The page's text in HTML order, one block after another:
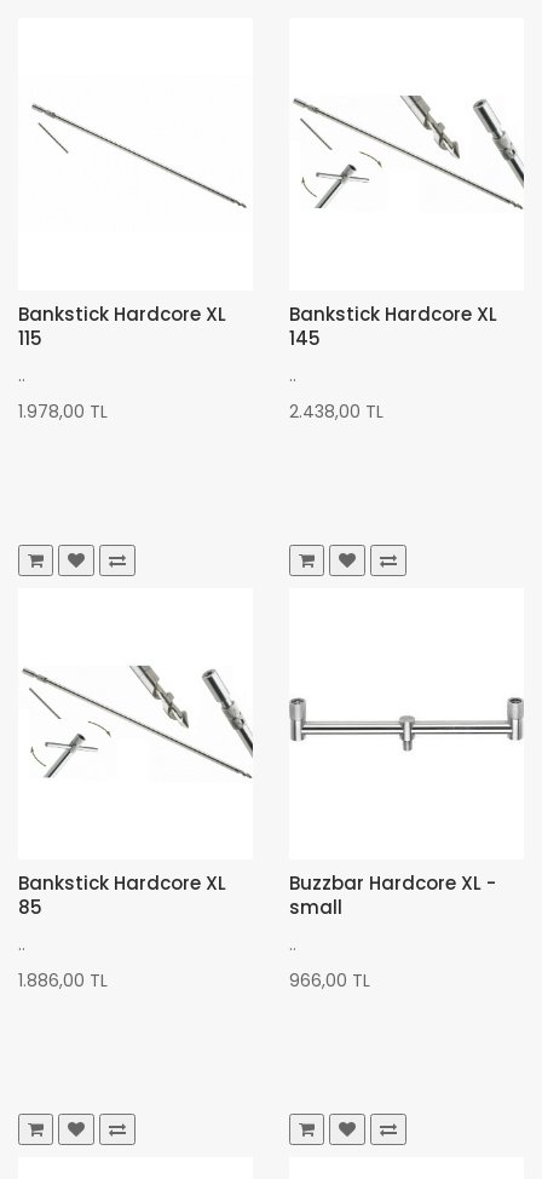
Bankstick Hardcore XL
115
..
1.978,00 TL
Bankstick Hardcore XL
145
..
2.438,00 TL
Bankstick Hardcore XL
85
..
1.886,00 TL
Buzzbar Hardcore XL -
small
..
966,00 TL